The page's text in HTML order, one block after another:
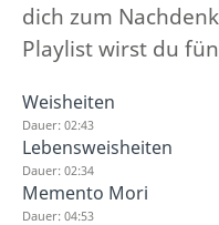
dich zum
Playlist wirst du
Weisheiten
Dauer: 02:43
Lebensweisheiten
Dauer: 02:34
Memento Mori
Dauer: 04:53